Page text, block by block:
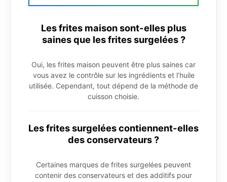
Les frites maison sont-elles plus
saines que les frites surgelées ?
Oui, les frites maison peuvent être plus saines car
vous avez le contrôle sur les ingrédients et l’huile
utilisée. Cependant, tout dépend de la méthode de
cuisson choisie.
Les frites surgelées contiennent-elles
des conservateurs ?
Certaines marques de frites surgelées peuvent
contenir des conservateurs et des additifs pour